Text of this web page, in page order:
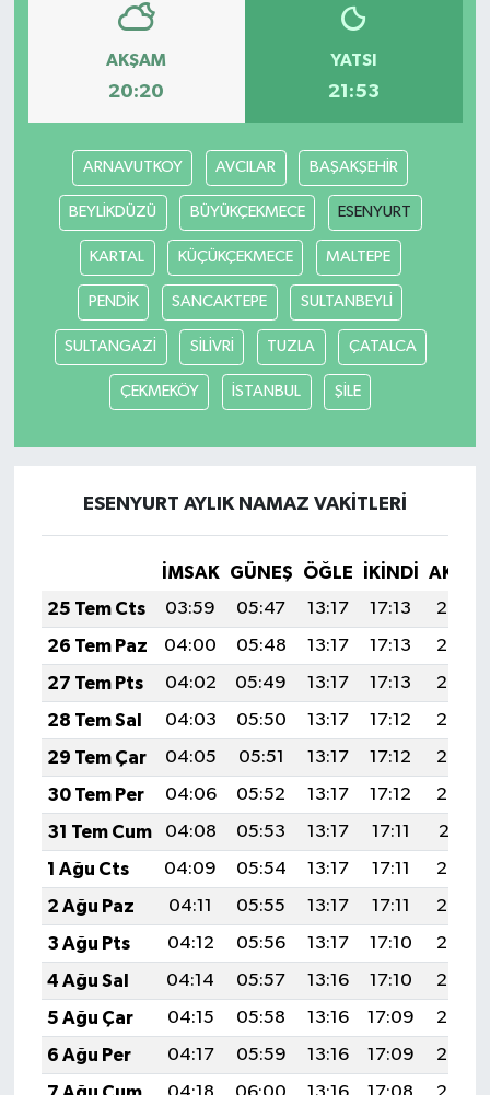
AKŞAM
20:20
YATSI
21:53
ARNAVUTKOY AVCILAR BAŞAKŞEHİR
BEYLİKDÜZÜ BÜYÜKÇEKMECE ESENYURT
KARTAL KÜÇÜKÇEKMECE MALTEPE
PENDİK SANCAKTEPE SULTANBEYLİ
SULTANGAZİ SİLİVRİ TUZLA ÇATALCA
ÇEKMEKÖY İSTANBUL ŞİLE
ESENYURT AYLIK NAMAZ VAKITLERI
İMSAK GÜNEŞ ÖĞLE İKINDI
25 Tem Cts
03:59 05:47 13:17 17:13
20:36
26 Tem Paz
04:00 05:48 13:17 17:13
20:35
27 Tem Pts
04:02 05:49 13:17 17:13
20:35
28 Tem Sal
04:03 05:50 13:17 17:12
20:34
29 Tem Çar
04:05 05:51 13:17 17:12
20:33
30 Tem Per
04:06 05:52 13:17 17:12
20:32
31 Tem Cum
04:08 05:53 13:17 17:11
20:31
1 Ağu Cts
04:09 05:54 13:17 17:11
20:29
2 Ağu Paz
04:11 05:55 13:17 17:11
20:28
3 Ağu Pts
04:12 05:56 13:17 17:10
20:27
4 Ağu Sal
04:14 05:57 13:16 17:10
20:26
5 Ağu Çar
04:15 05:58 13:16 17:09
20:25
6 Ağu Per
04:17 05:59 13:16 17:09
20:24